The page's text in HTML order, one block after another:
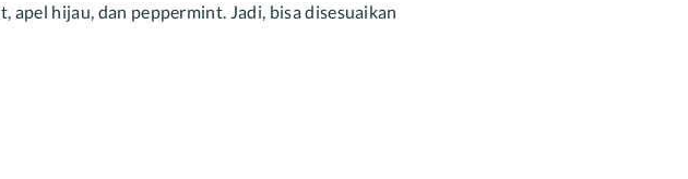
hijau, dan peppermint. Jadi, bisa disesuaikan